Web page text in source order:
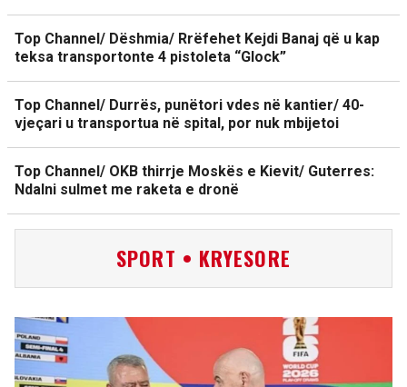
Top Channel/ Dëshmia/ Rrëfehet Kejdi Banaj që u kap
teksa transportonte 4 pistoleta “Glock”
Top Channel/ Durrës, punëtori vdes në kantier/ 40-
vjeçari u transportua në spital, por nuk mbijetoi
Top Channel/ OKB thirrje Moskës e Kievit/ Guterres:
Ndalni sulmet me raketa e dronë
SPORT • KRYESORE